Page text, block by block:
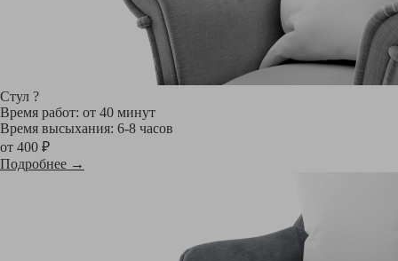
Стул ?
Время работ: от 40 минут
Время высыхания: 6-8 часов
от 400 ₽
Подробнее →